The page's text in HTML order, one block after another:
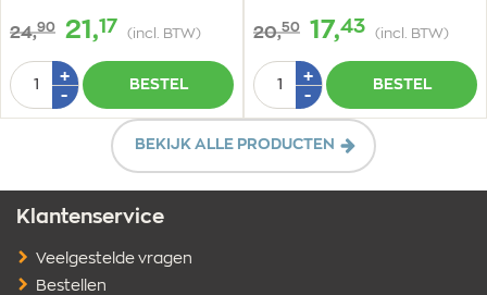
24,90 21,17 (incl. BTW)
Aantal
+Plus
-Min
1
BESTEL
20,50 17,43 (incl. BTW)
Aantal
+Plus
-Min
1
BESTEL
BEKIJK ALLE PRODUCTEN
Klantenservice
Veelgestelde vragen
Bestellen